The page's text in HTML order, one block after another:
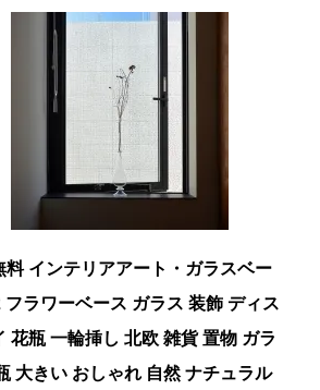
料 インテリアアート・ガラスベー
フラワーベース ガラス 装飾 ディス
花瓶 一輪挿し 北欧 雑貨 置物 ガラ
大きい おしゃれ 自然 ナチュラル